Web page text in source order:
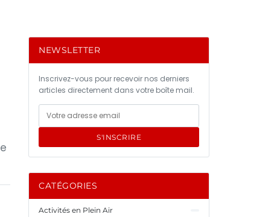
NEWSLETTER
Inscrivez-vous pour recevoir nos derniers
articles directement dans votre boîte mail.
S'INSCRIRE
CATÉGORIES
Activités en Plein Air